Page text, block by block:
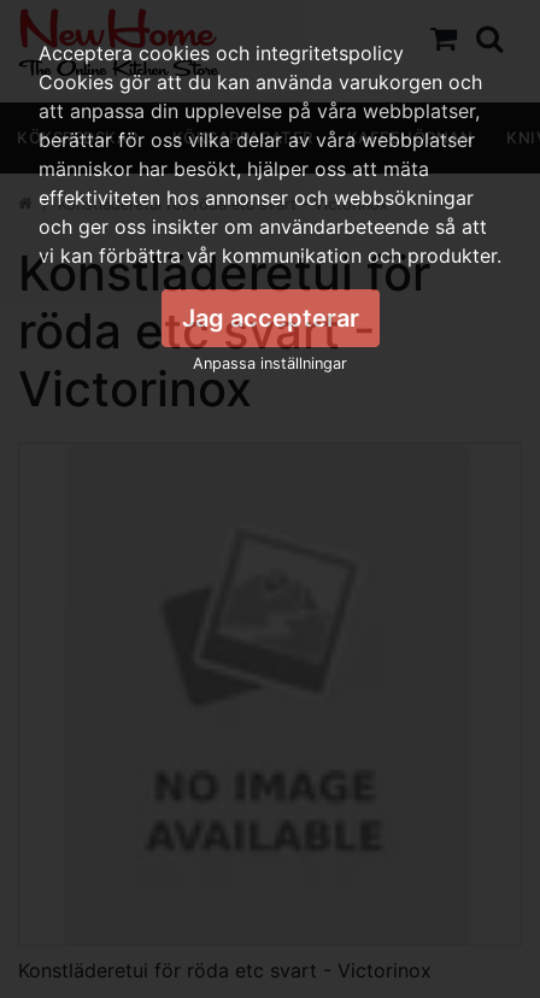
KÖKSREDSKAP KÖKSAPPARATER KAFFEHÖRNAN
Konstläderetui för röda etc svart - Victorinox
Konstläderetui för
röda etc svart -
Victorinox
Konstläderetui för röda etc svart - Victorinox
Acceptera cookies och integritetspolicy
Cookies gör att du kan använda varukorgen och
att anpassa din upplevelse på våra webbplatser,
berättar för oss vilka delar av våra webbplatser
människor har besökt, hjälper oss att mäta
effektiviteten hos annonser och webbsökningar
och ger oss insikter om användarbeteende så att
vi kan förbättra vår kommunikation och produkter.
Jag accepterar
Anpassa inställningar